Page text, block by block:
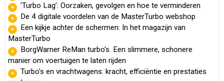
‘Turbo Lag’: Oorzaken, gevolgen en hoe te verminderen
De 4 digitale voordelen van de MasterTurbo webshop
Een kijkje achter de schermen: In het magazijn van
MasterTurbo
BorgWarner ReMan turbo's. Een slimmere, schonere
manier om voertuigen te laten rijden
Turbo's en vrachtwagens: kracht, efficiëntie en prestaties